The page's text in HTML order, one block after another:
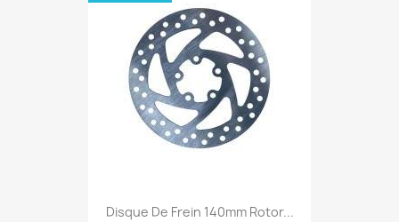
Disque De Frein 140mm Rotor...